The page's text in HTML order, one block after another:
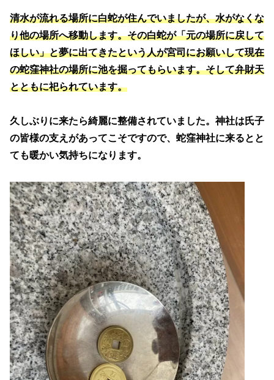
清水が流れる場所に白蛇が住んでいましたが、水がなくな
り他の場所へ移動します。その白蛇が「元の場所に戻して
ほしい」と夢に出てきたという人が宮司にお願いして現在
の蛇窪神社の場所に池を掘ってもらいます。そして弁財天
とともに祀られています。
久しぶりに来たら綺麗に整備されていました。神社は氏子
の皆様の支えがあってこそですので、蛇窪神社に来るとと
ても暖かい気持ちになります。